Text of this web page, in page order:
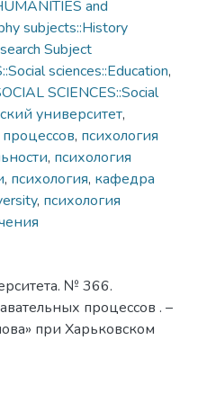
and
subjects::History
Subject
sciences::Education,
SCIENCES::Social
университет,
, психология
, психология
, психология, кафедра
, психология
№ 366.
процессов . –
при Харьковском